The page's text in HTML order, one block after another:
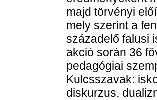
majd törvényi
mely szerint a
századelő falusi
akció során 36
pedagógiai
Kulcsszavak:
diskurzus,